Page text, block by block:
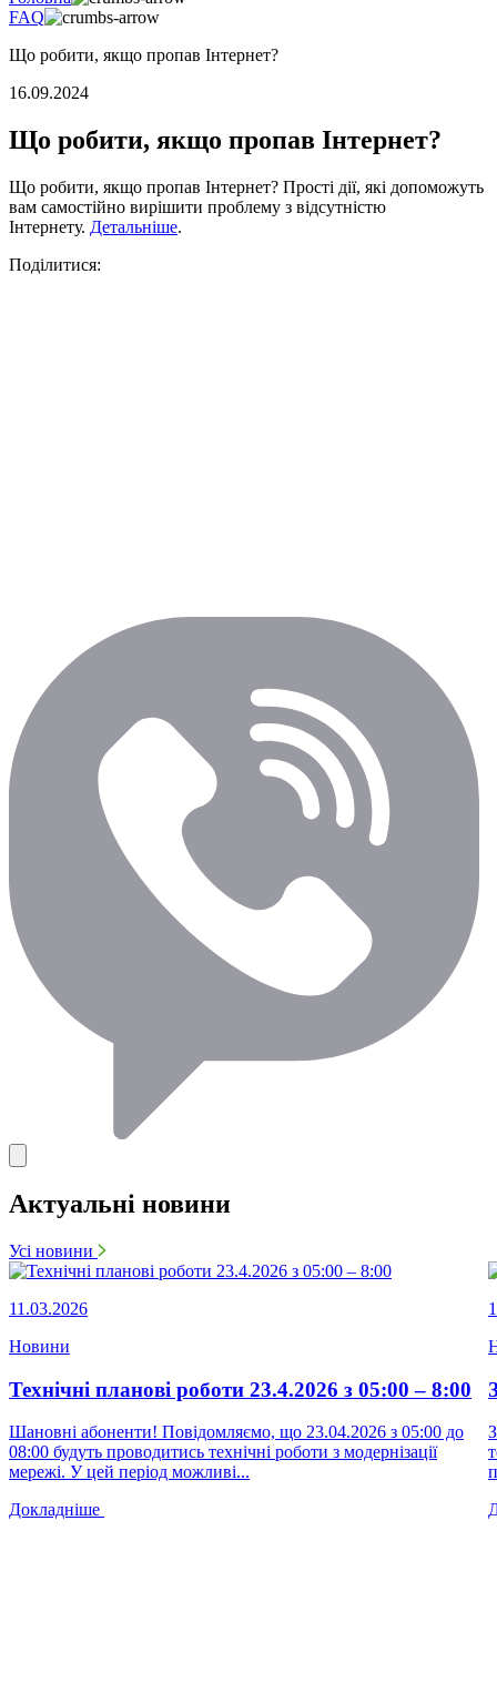
FAQ
Що робити, якщо пропав Інтернет?
16.09.2024
Що робити, якщо пропав Інтернет?
Що робити, якщо пропав Інтернет? Прості дії, які допоможуть
вам самостійно вирішити проблему з відсутністю
Інтернету. Детальніше.
Поділитися:
Актуальні новини
Усі новини
11.03.2026
Новини
Технічні планові роботи 23.4.2026 з 05:00 – 8:00
Шановні абоненти! Повідомляємо, що 23.04.2026 з 05:00 до
08:00 будуть проводитись технічні роботи з модернізації
мережі. У цей період можливі...
Докладніше